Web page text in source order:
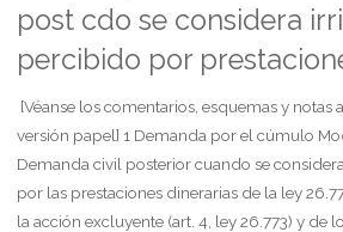
post cdo se considera
percibido por
[Véanse los comentarios, esquemas y notas
versión papel] 1 Demanda por el cúmulo
Demanda civil posterior cuando se
por las prestaciones dinerarias de la ley
la acción excluyente (art. 4, ley 26.773) y de